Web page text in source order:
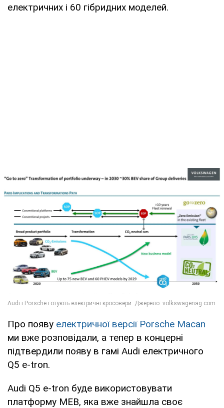
електричних і 60 гібридних моделей.
Про появу електричної версії Porsche Macan
ми вже розповідали, а тепер в концерні
підтвердили появу в гамі Audi електричного
Q5 e-tron.
Audi Q5 e-tron буде використовувати
платформу МEВ, яка вже знайшла своє